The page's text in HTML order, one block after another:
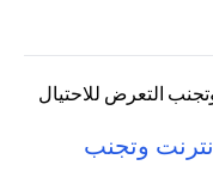
وتجنب